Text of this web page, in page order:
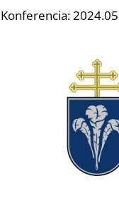
Konferencia: